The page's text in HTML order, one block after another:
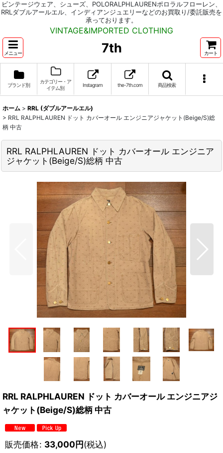
ビンテージウェア、シューズ、POLORALPHLAURENポロラルフローレン、
RRLダブルアールエル、インディアンジュエリーなどのお買取り/委託販売を
承っております。
VINTAGE&IMPORTED CLOTHING
メニュー 7th カート
ブランド別
カテゴリー・ア
イテム別
Instagram the-7th.com 商品検索
ホーム > RRL (ダブルアールエル)
> RRL RALPHLAUREN ドット カバーオール エンジニアジャケット(Beige/S)総
柄 中古
RRL RALPHLAUREN ドット カバーオール エンジニア
ジャケット(Beige/S)総柄 中古
RRL RALPHLAUREN ドット カバーオール エンジニアジ
ャケット(Beige/S)総柄 中古
販売価格: 33,000円(税込)